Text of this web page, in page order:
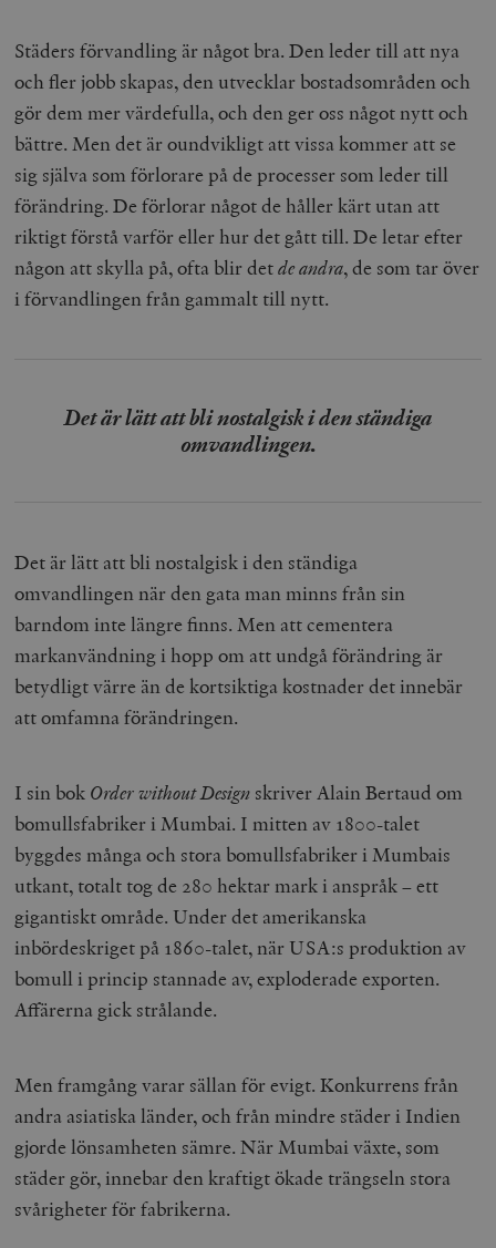
Städers förvandling är något bra. Den leder till att nya
och fler jobb skapas, den utvecklar bostadsområden och
gör dem mer värdefulla, och den ger oss något nytt och
bättre. Men det är oundvikligt att vissa kommer att se
sig själva som förlorare på de processer som leder till
förändring. De förlorar något de håller kärt utan att
riktigt förstå varför eller hur det gått till. De letar efter
någon att skylla på, ofta blir detde andra, de som tar över
i förvandlingen från gammalt till nytt.
Det är lätt att bli nostalgisk i den ständiga
omvandlingen.
Det är lätt att bli nostalgisk i den ständiga
omvandlingen när den gata man minns från sin
barndom inte längre finns. Men att cementera
markanvändning i hopp om att undgå förändring är
betydligt värre än de kortsiktiga kostnader det innebär
att omfamna förändringen.
I sin bok Order without Design skriver Alain Bertaud om
bomullsfabriker i Mumbai. I mitten av 1800-talet
byggdes många och stora bomullsfabriker i Mumbais
utkant, totalt tog de 280 hektar mark i anspråk – ett
gigantiskt område. Under det amerikanska
inbördeskriget på 1860-talet, när USA:s produktion av
bomull i princip stannade av, exploderade exporten.
Affärerna gick strålande.
Men framgång varar sällan för evigt. Konkurrens från
andra asiatiska länder, och från mindre städer i Indien
gjorde lönsamheten sämre. När Mumbai växte, som
städer gör, innebar den kraftigt ökade trängseln stora
svårigheter för fabrikerna.